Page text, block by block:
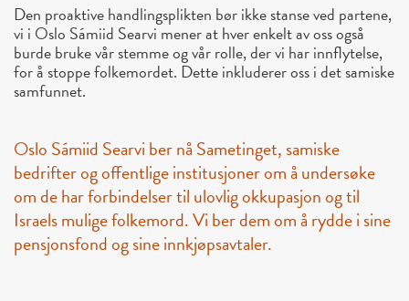
Den proaktive handlingsplikten bør ikke stanse ved partene,
vi i Oslo Sámiid Searvi mener at hver enkelt av oss også
burde bruke vår stemme og vår rolle, der vi har innflytelse,
for å stoppe folkemordet. Dette inkluderer oss i det samiske
samfunnet.
Oslo Sámiid Searvi ber nå Sametinget, samiske
bedrifter og offentlige institusjoner om å undersøke
om de har forbindelser til ulovlig okkupasjon og til
Israels mulige folkemord. Vi ber dem om å rydde i sine
pensjonsfond og sine innkjøpsavtaler.